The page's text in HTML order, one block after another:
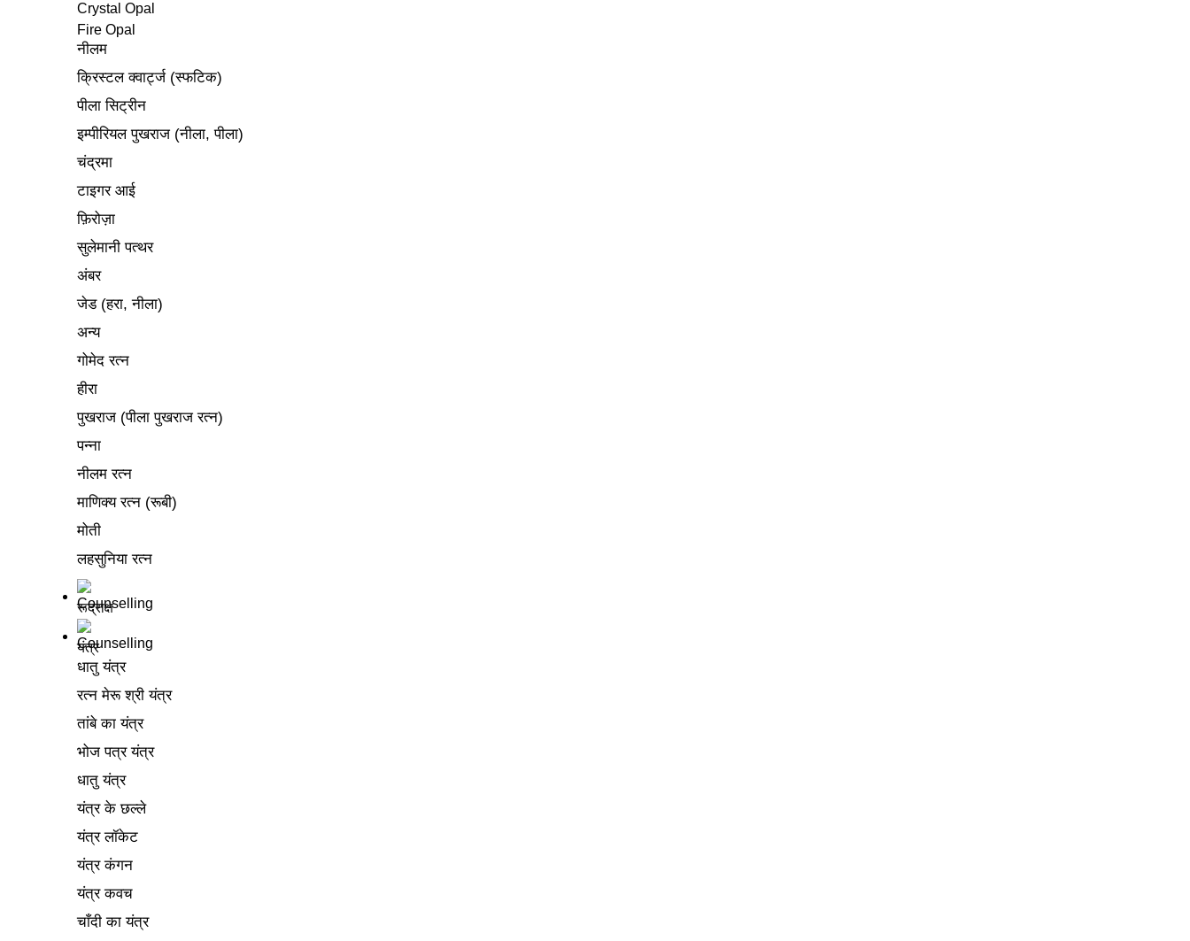
Crystal Opal
Fire Opal
नीलम
क्रिस्टल क्वार्ट्ज (स्फटिक)
पीला सिट्रीन
इम्पीरियल पुखराज (नीला, पीला)
चंद्रमा
टाइगर आई
फ़िरोज़ा
सुलेमानी पत्थर
अंबर
जेड (हरा, नीला)
अन्य
गोमेद रत्न
हीरा
पुखराज (पीला पुखराज रत्न)
पन्ना
नीलम रत्न
माणिक्य रत्न (रूबी)
मोती
लहसुनिया रत्न
रूद्राक्ष
यंत्र
धातु यंत्र
रत्न मेरू श्री यंत्र
तांबे का यंत्र
भोज पत्र यंत्र
धातु यंत्र
यंत्र के छल्ले
यंत्र लॉकेट
यंत्र कंगन
यंत्र कवच
चाँदी का यंत्र